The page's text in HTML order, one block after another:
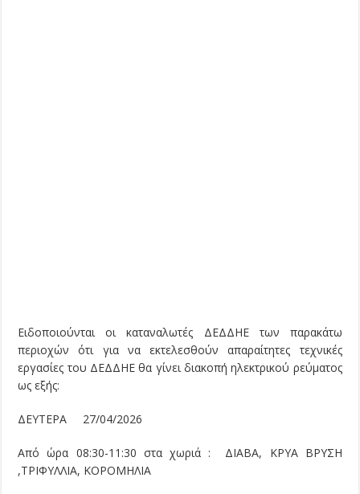
Ειδοποιούνται οι καταναλωτές ΔΕΔΔΗΕ των παρακάτω
περιοχών ότι για να εκτελεσθούν απαραίτητες τεχνικές
εργασίες του ΔΕΔΔΗΕ θα γίνει διακοπή ηλεκτρικού ρεύματος
ως εξής:
ΔΕΥΤΕΡΑ 27/04/2026
Από ώρα 08:30-11:30 στα χωριά : ΔΙΑΒΑ, ΚΡΥΑ ΒΡΥΣΗ
,ΤΡΙΦΥΛΛΙΑ, ΚΟΡΟΜΗΛΙΑ